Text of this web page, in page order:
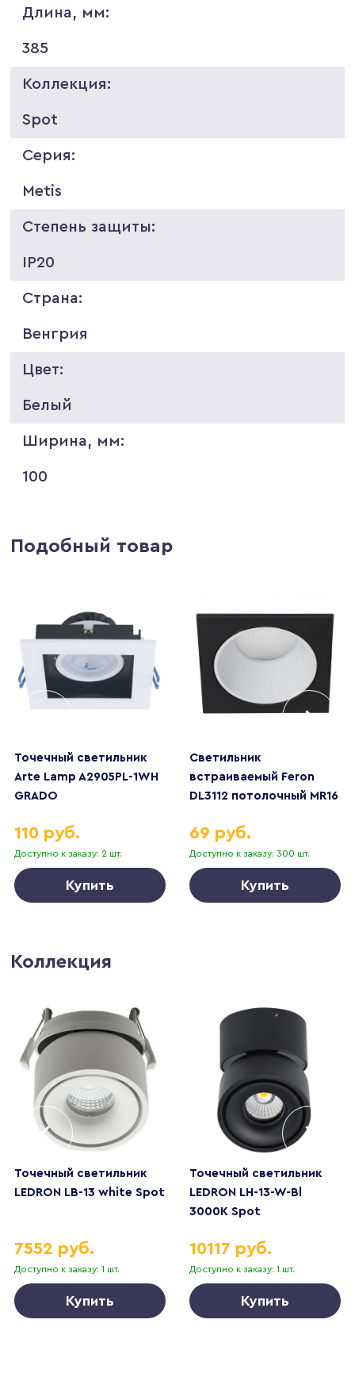
Длина, мм:
385
Коллекция:
Spot
Серия:
Metis
Степень защиты:
IP20
Страна:
Венгрия
Цвет:
Белый
Ширина, мм:
100
Подобный товар
Точечный светильник
Arte Lamp A2905PL-1WH
GRADO
Доступно к заказу: 2 шт.
110 руб.
Купить
Светильник
встраиваемый Feron
DL3112 потолочный MR16
51407
Доступно к заказу: 300 шт.
69 руб.
Купить
Коллекция
Точечный светильник
LEDRON LB-13 white Spot
Доступно к заказу: 1 шт.
7552 руб.
Купить
Точечный светильник
LEDRON LH-13-W-Bl
3000K Spot
Доступно к заказу: 1 шт.
10117 руб.
Купить